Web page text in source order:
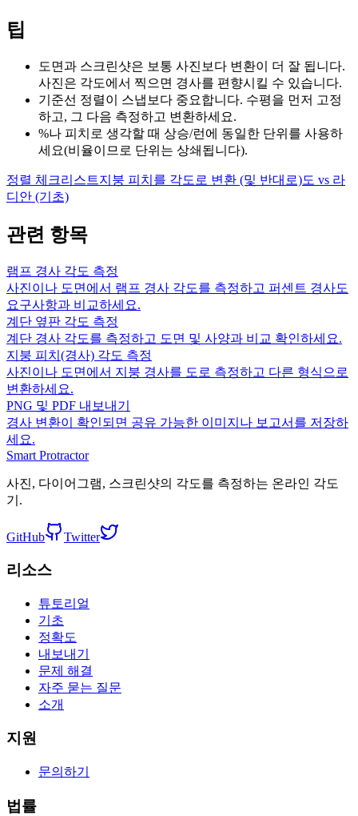
팁
도면과 스크린샷은 보통 사진보다 변환이 더 잘 됩니다.
사진은 각도에서 찍으면 경사를 편향시킬 수 있습니다.
기준선 정렬이 스냅보다 중요합니다. 수평을 먼저 고정
하고, 그 다음 측정하고 변환하세요.
%나 피치로 생각할 때 상승/런에 동일한 단위를 사용하
세요(비율이므로 단위는 상쇄됩니다).
정렬 체크리스트지붕 피치를 각도로 변환 (및 반대로)도 vs 라
디안 (기초)
관련 항목
램프 경사 각도 측정
사진이나 도면에서 램프 경사 각도를 측정하고 퍼센트 경사도
요구사항과 비교하세요.
계단 옆판 각도 측정
계단 경사 각도를 측정하고 도면 및 사양과 비교 확인하세요.
지붕 피치(경사) 각도 측정
사진이나 도면에서 지붕 경사를 도로 측정하고 다른 형식으로
변환하세요.
PNG 및 PDF 내보내기
경사 변환이 확인되면 공유 가능한 이미지나 보고서를 저장하
세요.
Smart Protractor
사진, 다이어그램, 스크린샷의 각도를 측정하는 온라인 각도
기.
GitHub Twitter
리소스
튜토리얼
기초
정확도
내보내기
문제 해결
자주 묻는 질문
소개
지원
문의하기
법률